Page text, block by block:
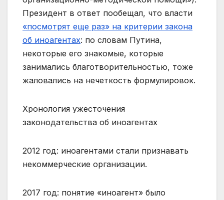
Президент в ответ пообещал, что власти
«посмотрят еще раз» на критерии закона
об иноагентах: по словам Путина,
некоторые его знакомые, которые
занимались благотворительностью, тоже
жаловались на нечеткость формулировок.
Хронология ужесточения
законодательства об иноагентах
2012 год: иноагентами стали признавать
некоммерческие организации.
2017 год: понятие «иноагент» было